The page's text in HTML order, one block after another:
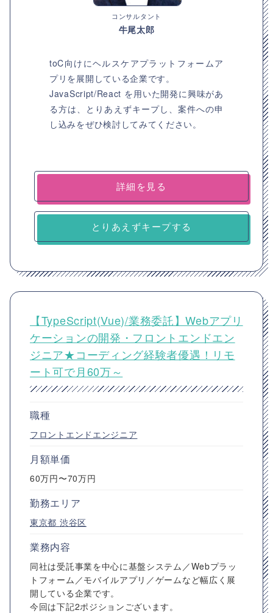
コンサルタント
牛尾太郎
toC向けにヘルスケアプラットフォームア
プリを展開している企業です。
JavaScript/React を用いた開発に興味があ
る方は、とりあえずキープし、案件への申
し込みをぜひ検討してみてください。
詳細を見る
とりあえずキープする
【TypeScript(Vue)/業務委託】Webアプリ
ケーションの開発・フロントエンドエン
ジニア★コーディング経験者優遇！リモ
ート可で月60万～
職種
フロントエンドエンジニア
月額単価
60万円〜70万円
勤務エリア
東京都 渋谷区
業務内容
同社は受託事業を中心に基盤システム／Webプラッ
トフォーム／モバイルアプリ／ゲームなど幅広く展
開している企業です。
今回は下記2ポジションございます。